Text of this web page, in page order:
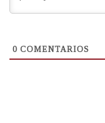
0 COMENTARIOS